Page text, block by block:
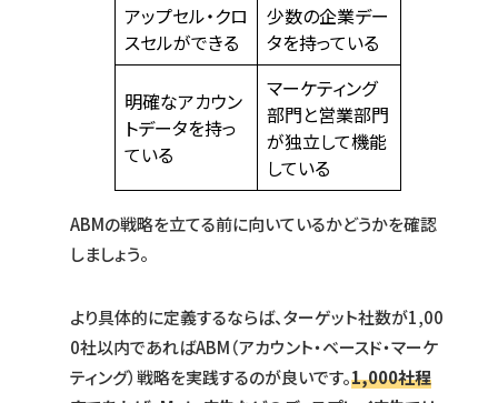
アップセル・クロ
スセルができる
少数の企業デー
タを持っている
明確なアカウン
トデータを持っ
ている
マーケティング
部門と営業部門
が独立して機能
している
ABMの戦略を立てる前に向いているかどうかを確認
しましょう。
より具体的に定義するならば、ターゲット社数が1,00
0社以内であればABM（アカウント・ベースド・マーケ
ティング）戦略を実践するのが良いです。1,000社程